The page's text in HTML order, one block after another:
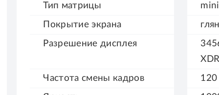
Тип матрицы
Покрытие экрана
Разрешение дисплея
Частота смены кадров 120